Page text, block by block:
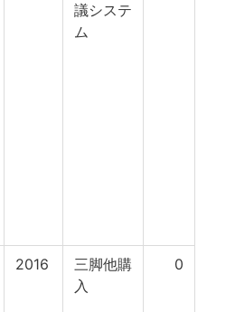
議システ
ム
2016
三脚他購
入
0